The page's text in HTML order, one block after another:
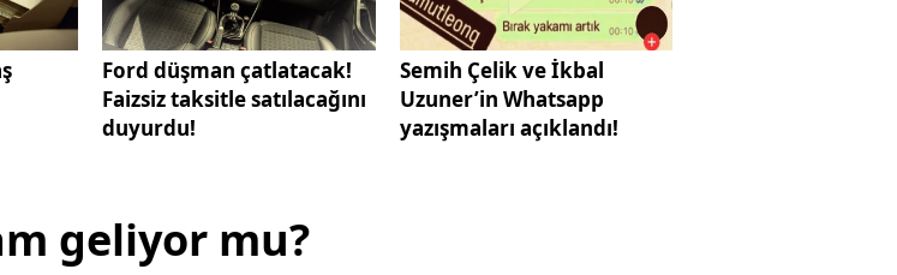
Ford düşman çatlatacak!
Faizsiz taksitle satılacağını
duyurdu!
Semih Çelik ve İkbal
Uzuner’in Whatsapp
yazışmaları açıklandı!
geliyor mu?